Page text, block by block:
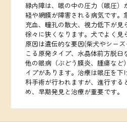
緑内障は、眼の中の圧力（眼圧）
経や網膜が障害される病気です。
充血、瞳孔の散大、視力低下が見
徐々に狭くなります。犬でよく見
原因は遺伝的な要因(柴犬やシー
こる原発タイプ、水晶体前方脱臼
他の眼病（ぶどう膜炎、腫瘍など
イプがあります。治療は眼圧を
科手術が行われますが、進行する
め、早期発見と治療が重要です。